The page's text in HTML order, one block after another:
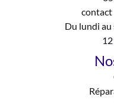
contact
Du lundi au